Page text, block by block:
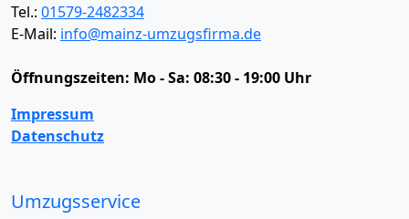
Tel.: 01579-2482334
E-Mail: info@mainz-umzugsfirma.de
Öffnungszeiten: Mo - Sa: 08:30 - 19:00 Uhr
Impressum
Datenschutz
Umzugsservice